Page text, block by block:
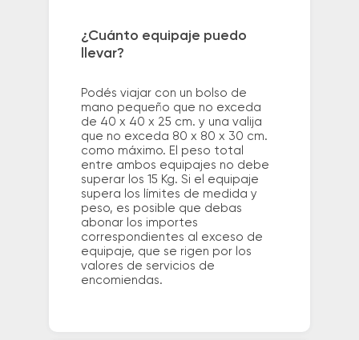
¿Cuánto equipaje puedo
llevar?
Podés viajar con un bolso de
mano pequeño que no exceda
de 40 x 40 x 25 cm. y una valija
que no exceda 80 x 80 x 30 cm.
como máximo. El peso total
entre ambos equipajes no debe
superar los 15 Kg. Si el equipaje
supera los límites de medida y
peso, es posible que debas
abonar los importes
correspondientes al exceso de
equipaje, que se rigen por los
valores de servicios de
encomiendas.